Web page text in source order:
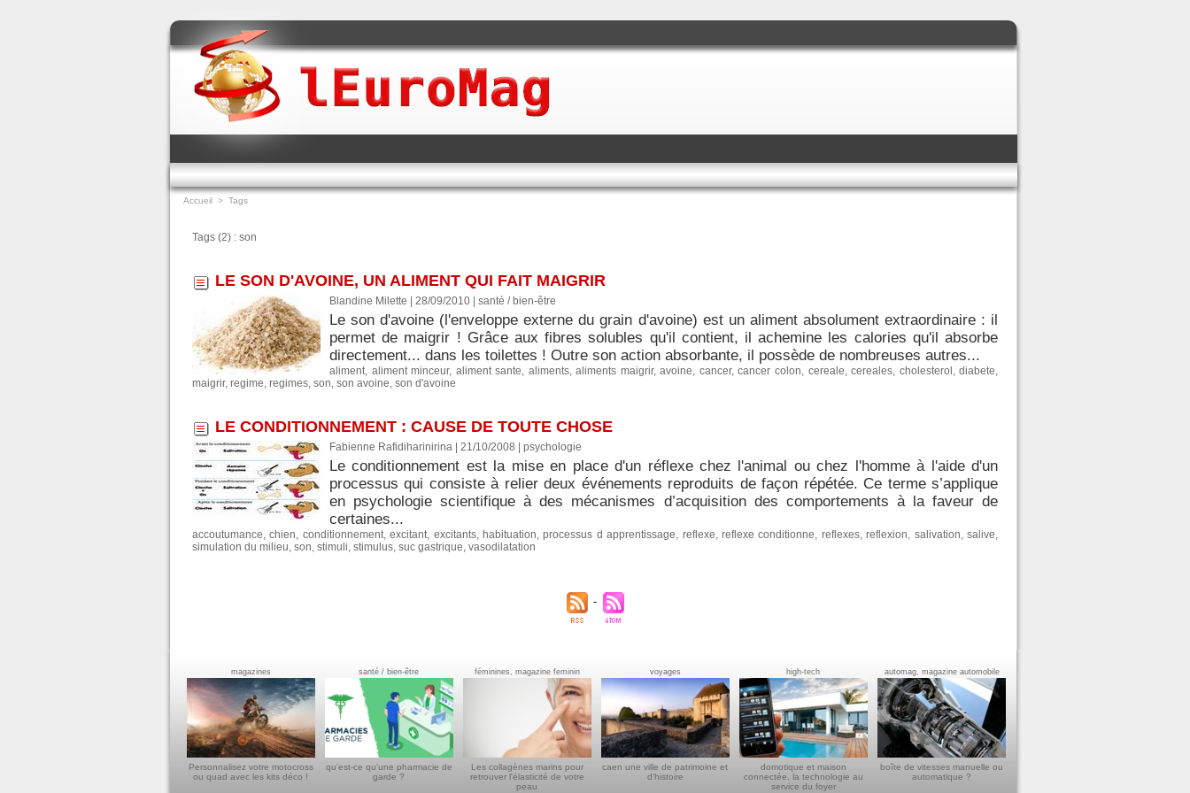
Accueil > Tags
Tags (2) : son
LE SON D'AVOINE, UN ALIMENT QUI FAIT MAIGRIR
Blandine Milette | 28/09/2010 santé / bien-être
Le son d'avoine (l'enveloppe externe du grain d'avoine) est un aliment absolument extraordinaire : il
permet de maigrir ! Grâce aux fibres solubles qu'il contient, il achemine les calories qu'il absorbe
directement... dans les toilettes ! Outre son action absorbante, il possède de nombreuses autres...
aliment, aliment minceur, aliment sante, aliments,aliments maigrir,avoine, cancer,cancer colon, cereale,cereales, cholesterol ,diabete,
maigrir, regime, regimes, son, son avoine, son d'avoine
LE CONDITIONNEMENT : CAUSE DE TOUTE CHOSE
Fabienne Rafidiharinirina | 21/10/2008 psychologie
Le conditionnement est la mise en place d'un réflexe chez l'animal ou chez l'homme à l'aide d'un
processus qui consiste à relier deux événements reproduits de façon répétée. Ce terme s’applique
en psychologie scientifique à des mécanismes d’acquisition des comportements à la faveur de
certaines...
accoutumance,chien, conditionnement,excitant, excitants, habituation,processus d apprentissage, reflexe,reflexe conditionne, reflexes,reflexion, salivation,salive,
simulation du milieu, son, stimuli, stimulus, suc gastrique, vasodilatation
magazines
Personnalisez votre motocross
ou quad avec les kits déco !
santé / bien-être
qu'est-ce qu'une pharmacie de
garde ?
féminines, magazine feminin
Les collagènes marins pour
retrouver l'élasticité de votre
peau
voyages
caen une ville de patrimoine et
d'histoire
high-tech
domotique et maison
connectée, la technologie au
service du foyer
automag, magazine automobile
boîte de vitesses manuelle ou
automatique ?